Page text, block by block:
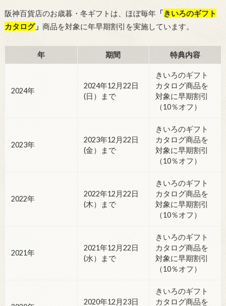
阪神百貨店のお歳暮・冬ギフトは、ほぼ毎年「きいろのギフト
カタログ」 商品を対象に年早期割引を実施しています。
年 期間 特典内容
2024年
2024年12月22日
(日）まで
きいろのギフト
カタログ商品を
対象に早期割引
（10％オフ）
2023年
2023年12月22日
(金）まで
きいろのギフト
カタログ商品を
対象に早期割引
（10％オフ）
2022年
2022年12月22日
(木）まで
きいろのギフト
カタログ商品を
対象に早期割引
（10％オフ）
2021年
2021年12月22日
(水）まで
きいろのギフト
カタログ商品を
対象に早期割引
（10％オフ）
2020年12月23日
きいろのギフト
カタログ商品を